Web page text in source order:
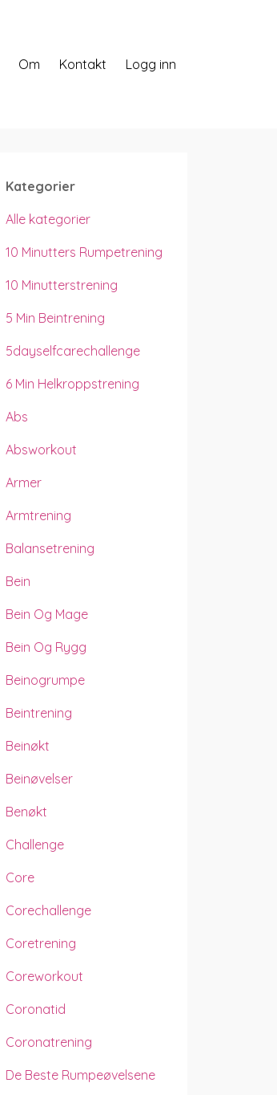
Om Kontakt Logg inn
Kategorier
Alle kategorier
10 Minutters Rumpetrening
10 Minutterstrening
5 Min Beintrening
5dayselfcarechallenge
6 Min Helkroppstrening
Abs
Absworkout
Armer
Armtrening
Balansetrening
Bein
Bein Og Mage
Bein Og Rygg
Beinogrumpe
Beintrening
Beinøkt
Beinøvelser
Benøkt
Challenge
Core
Corechallenge
Coretrening
Coreworkout
Coronatid
Coronatrening
De Beste Rumpeøvelsene